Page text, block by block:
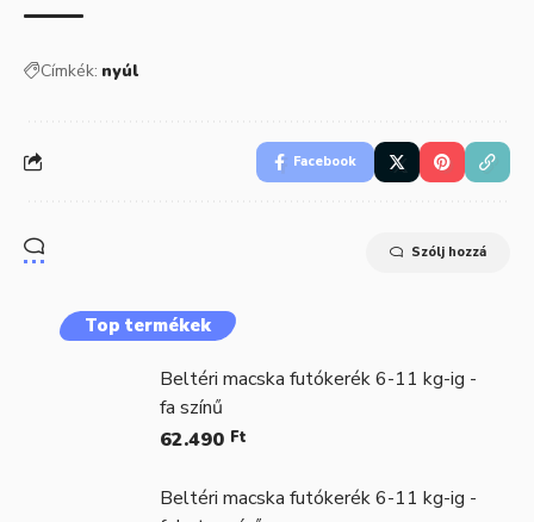
Címkék: nyúl
Facebook
Szólj hozzá
Top termékek
Beltéri macska futókerék 6-11 kg-ig -
fa színű
62.490 Ft
Beltéri macska futókerék 6-11 kg-ig -